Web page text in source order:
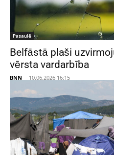
Pasaulē
Belfāstā plaši
vērsta vardarbība
BNN - 10.06.2026 16:15